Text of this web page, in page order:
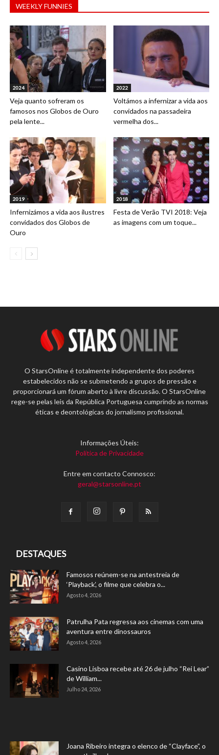
WEEKLY FUNNIES
2024
Veja quanto sofreram os
famosos nos Globos de Ouro
pela lente...
2022
Voltámos a infernizar a vida aos
convidados na passadeira
vermelha dos...
2019
Infernizámos a vida aos ilustres
convidados dos Globos de
Ouro
2018
Festa de Verão TVI 2018: Veja
as imagens com um toque...
O StarsOnline é totalmente independente dos poderes
estabelecidos não se submetendo a grupos de pressão e
proporcionará um fórum aberto à livre discussão. O StarsOnline
rege-se pelas leis da República Portuguesa cumprindo as normas
éticas e deontológicas do jornalismo profissional.
Informações Úteis:
Política de Privacidade
Entre em contacto Connosco:
geral@starsonline.pt
DESTAQUES
Famosos reúnem-se na antestreia de
‘Playback’, o filme que celebra o...
Agosto 4, 2026
Patrulha Pata regressa aos cinemas com uma
aventura entre dinossauros
Agosto 4, 2026
Casino Lisboa recebe até 26 de julho “Rei Lear”
de William...
Julho 24, 2026
Joana Ribeiro integra o elenco de “Clayface”, o